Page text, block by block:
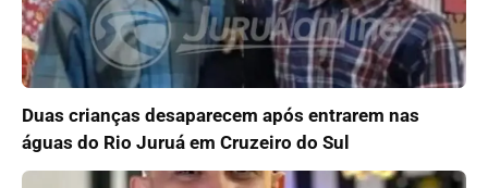
Duas crianças desaparecem após entrarem nas
águas do Rio Juruá em Cruzeiro do Sul